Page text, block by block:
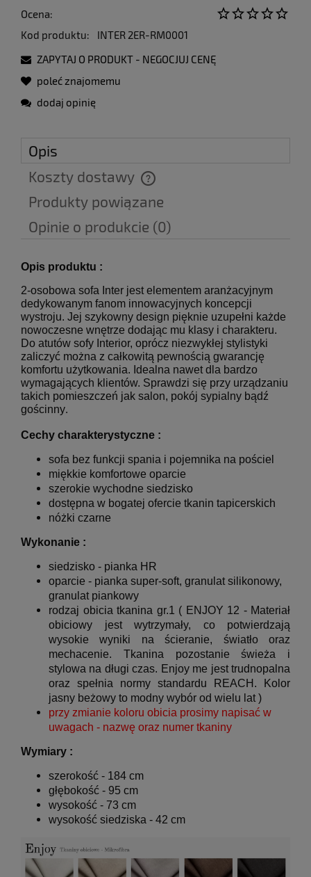
Ocena:
Kod produktu:
INTER 2ER-RM0001
ZAPYTAJ O PRODUKT - NEGOCJUJ CENĘ
poleć znajomemu
dodaj opinię
Opis
Koszty dostawy
Cena nie zawiera ewentualnych kosztów płatności
Produkty powiązane
Opinie o produkcie (0)
Opis produktu :
2-osobowa sofa Inter jest elementem aranżacyjnym
dedykowanym fanom innowacyjnych koncepcji
wystroju. Jej szykowny design pięknie uzupełni każde
nowoczesne wnętrze dodając mu klasy i charakteru.
Do atutów sofy Interior, oprócz niezwykłej stylistyki
zaliczyć można z całkowitą pewnością gwarancję
komfortu użytkowania. Idealna nawet dla bardzo
wymagających klientów. Sprawdzi się przy urządzaniu
takich pomieszczeń jak salon, pokój sypialny bądź
gościnny.
Cechy charakterystyczne :
sofa bez funkcji spania i pojemnika na pościel
miękkie komfortowe oparcie
szerokie wychodne siedzisko
dostępna w bogatej ofercie tkanin tapicerskich
nóżki czarne
Wykonanie :
siedzisko - pianka HR
oparcie - pianka super-soft, granulat silikonowy,
granulat piankowy
rodzaj obicia tkanina gr.1 ( ENJOY 12 - Materiał
obiciowy jest wytrzymały, co potwierdzają
wysokie wyniki na ścieranie, światło oraz
mechacenie. Tkanina pozostanie świeża i
stylowa na długi czas. Enjoy me jest trudnopalna
oraz spełnia normy standardu REACH. Kolor
jasny beżowy to modny wybór od wielu lat )
przy zmianie koloru obicia prosimy napisać w
uwagach - nazwę oraz numer tkaniny
Wymiary :
szerokość - 184 cm
głębokość - 95 cm
wysokość - 73 cm
wysokość siedziska - 42 cm